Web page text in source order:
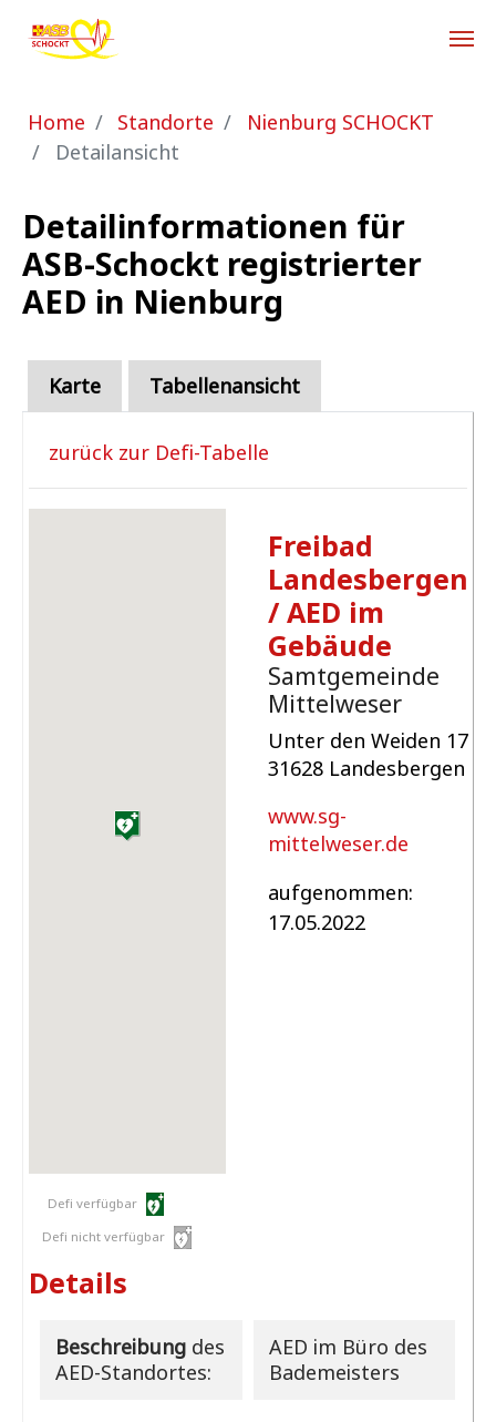
Zum Hauptinhalt springen
Sie sind hier:
Home Standorte
Nienburg SCHOCKT
Detailansicht
Detailinformationen für
ASB-Schockt registrierter
AED in Nienburg
Karte Tabellenansicht
zurück zur Defi-Tabelle
Defi verfügbar
Defi nicht verfügbar
Freibad
Landesbergen
/ AED im
Gebäude
Samtgemeinde
Mittelweser
Unter den Weiden 17
31628 Landesbergen
www.sg-
mittelweser.de
aufgenommen:
17.05.2022
Details
Beschreibungdes
AED-Standortes:
AED im Büro des
Bademeisters